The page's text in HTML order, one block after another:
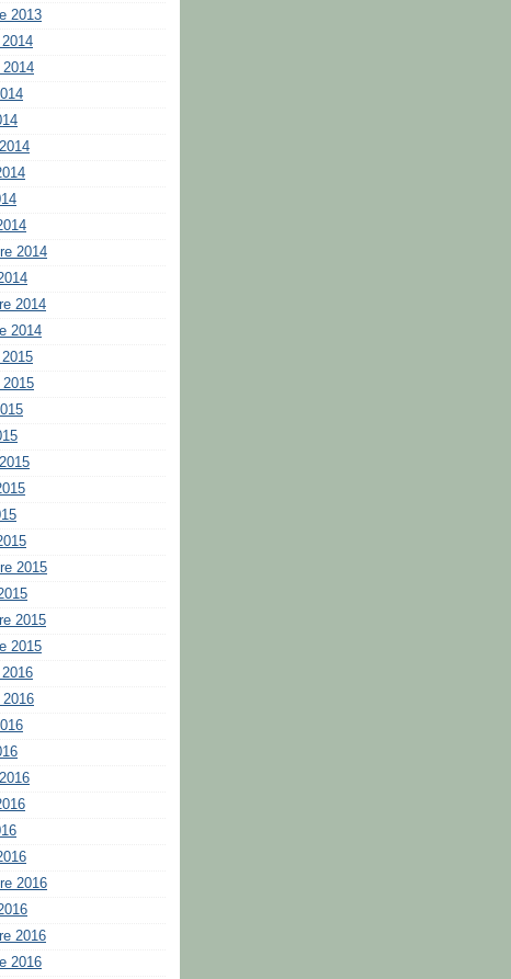
2013
2014
2014
2014
2014
2015
2015
2015
2015
2016
2016
2016
2016